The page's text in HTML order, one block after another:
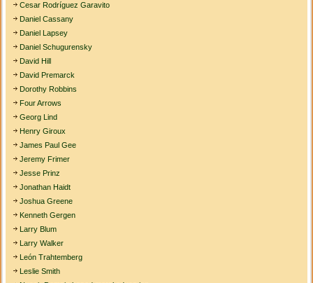
Cesar Rodríguez Garavito
Daniel Cassany
Daniel Lapsey
Daniel Schugurensky
David Hill
David Premarck
Dorothy Robbins
Four Arrows
Georg Lind
Henry Giroux
James Paul Gee
Jeremy Frimer
Jesse Prinz
Jonathan Haidt
Joshua Greene
Kenneth Gergen
Larry Blum
Larry Walker
León Trahtemberg
Leslie Smith